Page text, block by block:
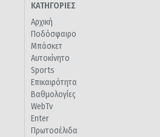
ΚΑΤΗΓΟΡΙΕΣ
Αρχική
Ποδόσφαιρο
Μπάσκετ
Αυτοκίνητο
Sports
Επικαιρότητα
Βαθμολογίες
WebTv
Enter
Πρωτοσέλιδα